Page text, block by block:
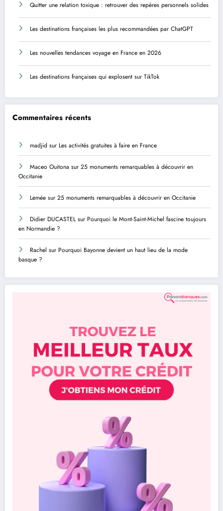
Quitter une relation toxique : retrouver des repères personnels solides
Les destinations françaises les plus recommandées par ChatGPT
Les nouvelles tendances voyage en France en 2026
Les destinations françaises qui explosent sur TikTok
Commentaires récents
madjid sur Les activités gratuites à faire en France
Maceo Ouitona sur 25 monuments remarquables à découvrir en
Occitanie
Lemée sur 25 monuments remarquables à découvrir en Occitanie
Didier DUCASTELsur Pourquoi le Mont-Saint-Michel fascine toujours
en Normandie ?
Rachel sur Pourquoi Bayonne devient un haut lieu de la mode
basque ?